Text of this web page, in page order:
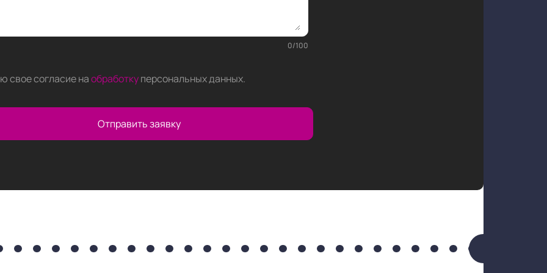
0/100
свое согласие наобработку персональных данных.
Отправить заявку